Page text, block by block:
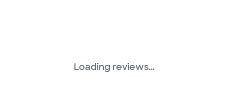
Loading reviews...